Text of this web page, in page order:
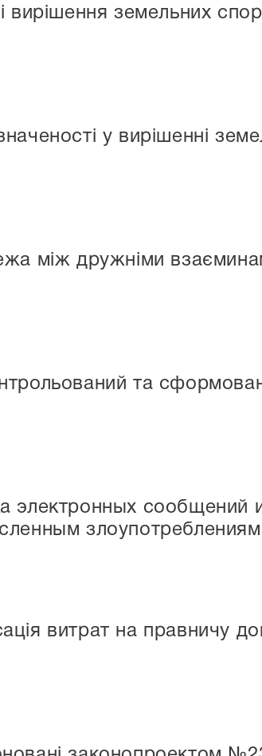
вирішення земельних
у вирішенні
між дружніми
та
электронных
злоупотреблениям
витрат на правничу